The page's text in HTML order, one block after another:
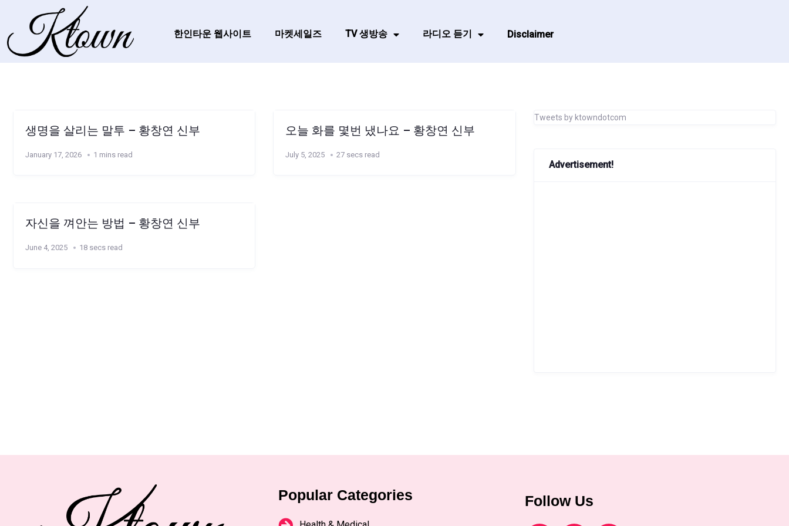
한인타운 웹사이트 마켓세일즈 TV 생방송 라디오 듣기 Disclaimer
생명을 살리는 말투 – 황창연 신부
January 17, 2026 1 mins read
오늘 화를 몇번 냈나요 – 황창연 신부
July 5, 2025 27 secs read
자신을 껴안는 방법 – 황창연 신부
June 4, 2025 18 secs read
Tweets by ktowndotcom
Advertisement!
Popular Categories Follow Us